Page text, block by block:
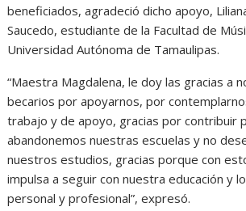
beneficiados, agradeció dicho apoyo,
Saucedo, estudiante de la Facultad de
Universidad Autónoma de Tamaulipas.
“Maestra Magdalena, le doy las gracias a
becarios por apoyarnos, por
trabajo y de apoyo, gracias por contribuir
abandonemos nuestras escuelas y no
nuestros estudios, gracias porque con
impulsa a seguir con nuestra educación y
personal y profesional”, expresó.